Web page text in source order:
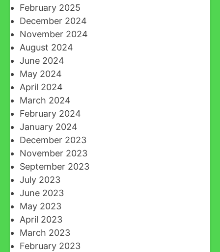
February 2025
December 2024
November 2024
August 2024
June 2024
May 2024
April 2024
March 2024
February 2024
January 2024
December 2023
November 2023
September 2023
July 2023
June 2023
May 2023
April 2023
March 2023
February 2023